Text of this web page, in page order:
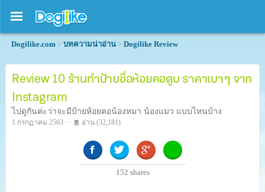
Dogilike.com > บทความน่าอ่าน > Dogilike Review
Review 10 ร้านทำป้ายชื่อห้อยคอตูบ ราคาเบา ๆ จาก
Instagram
ไปดูกันค่ะว่าจะมีป้ายห้อยคอน้องหมา น้องแมว แบบไหนบ้าง
1 กรกฏาคม 2563 · · อ่าน (32,181)
152 shares